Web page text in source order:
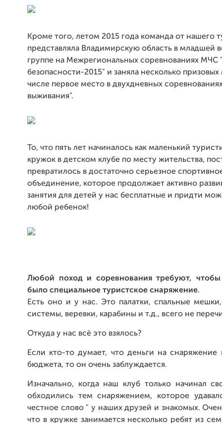
Кроме того, летом 2015 года команда от нашего
представляла Владимирскую область в младшей
группе на Межрегиональных соревнованиях МЧС
безопасности-2015" и заняла несколько призовых
числе первое место в двухдневных
выживания".
То, что пять лет начиналось как маленький
кружок в детском клубе по месту жительства,
превратилось в достаточно серьезное
объединение, которое продолжает активно
занятия для детей у нас бесплатные и придти
любой ребенок!
Любой поход и соревнования требуют, чтобы
было специальное туристское снаряжение.
Есть оно и у нас. Это палатки, спальные
системы, веревки, карабины и т.д., всего не
Откуда у нас всё это взялось?
Если кто-то думает, что деньги на снаряжение
бюджета, то он очень заблуждается.
Изначально, когда наш клуб только начинал
обходились тем снаряжением, которое
честное слово " у наших друзей и знакомых.
что в кружке занимается несколько ребят из